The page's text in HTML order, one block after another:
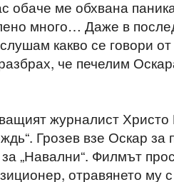
обаче ме обхвана
много… Даже в
какво се говори
че печелим
журналист Христо
Грозев взе Оскар
„Навални“. Филмът
отравянето му